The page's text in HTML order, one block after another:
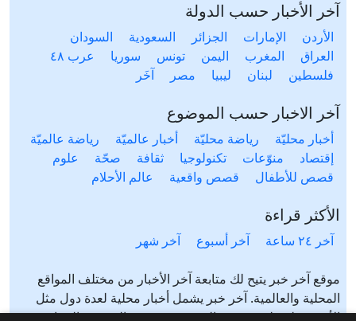
آخر الأخبار حسب الدولة
الأردن الإمارات الجزائر السعودية
السودان
العراق
المغرب اليمن تونس سوريا
عرب ٤٨
فلسطين
لبنان ليبيا مصر آخَر
آخر الاخبار حسب الموضوع
أخبار محليّة رياضة محليّة أخبار عالميّة
رياضة عالميّة
إقتصاد
منوّعات تكنولوجيا ثقافة صحّة
علوم
قصص للأطفال
قصص واقعية عالم الأحلام
الأكثر قراءة
آخر ٢٤ ساعة آخر أسبوع آخر شهر
موقع آخر خبر يتيح لك متابعة آخر الأخبار من مختلف المواقع
المحلية والعالمية. آخر خبر يشمل أخبار محلية لعدة دول مثل
الأردن، فلسطين، مصر، السعودية، تونس، المغرب، الجزائر،